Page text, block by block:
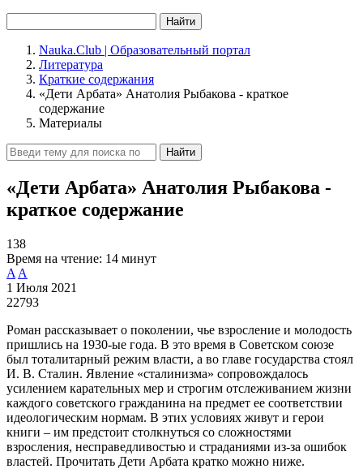
Найти
Nauka.Club | Образовательный портал
Литература
Краткие содержания
«Дети Арбата» Анатолия Рыбакова - краткое
содержание
Материалы
Найти
«Дети Арбата» Анатолия Рыбакова -
краткое содержание
138
Время на чтение: 14 минут
A A
1 Июля 2021
22793
Роман рассказывает о поколении, чье взросление и молодость
пришлись на 1930-ые года. В это время в Советском союзе
был тоталитарный режим власти, а во главе государства стоял
И. В. Сталин. Явление «сталинизма» сопровождалось
усилением карательных мер и строгим отслеживанием жизни
каждого советского гражданина на предмет ее соответствии
идеологическим нормам. В этих условиях живут и герои
книги – им предстоит столкнуться со сложностями
взросления, несправедливостью и страданиями из-за ошибок
властей. Прочитать Дети Арбата кратко можно ниже.